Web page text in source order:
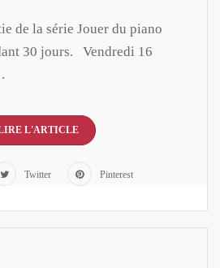
de la série Jouer du piano
30 jours. Vendredi 16
L'ARTICLE
Twitter Pinterest